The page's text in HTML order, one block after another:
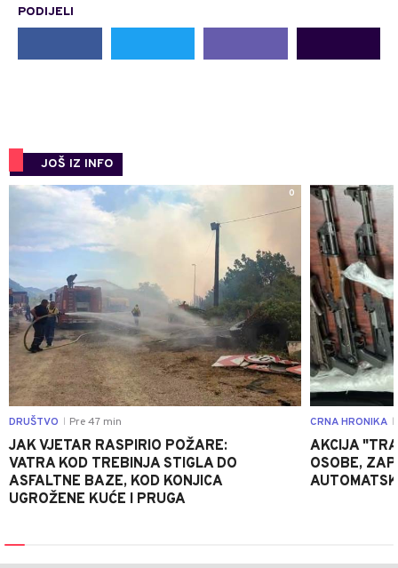
PODIJELI
JOŠ IZ INFO
0
DRUŠTVO Pre 47 min
JAK VJETAR RASPIRIO POŽARE:
VATRA KOD TREBINJA STIGLA DO
ASFALTNE BAZE, KOD KONJICA
UGROŽENE KUĆE I PRUGA
CRNA HRONIKA
AKCIJA
OSOBE,